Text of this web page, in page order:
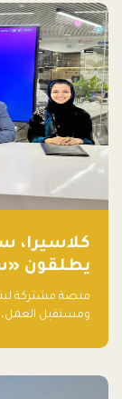
كلاسيرا،
يطلقون
تقنيات
منصة مشتركة
ومستقبل العمل،
العالمية.